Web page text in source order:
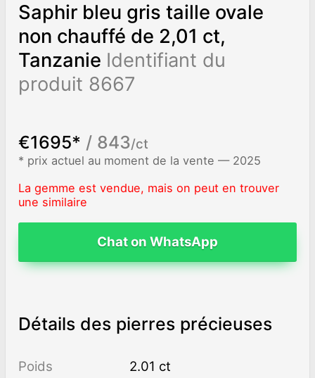
Saphir bleu gris taille ovale
non chauffé de 2,01 ct,
Tanzanie Identifiant du
produit 8667
€1695* / 843/ct
* prix actuel au moment de la vente — 2025
La gemme est vendue, mais on peut en trouver
une similaire
Chat on WhatsApp
Détails des pierres précieuses
Poids
2.01 ct